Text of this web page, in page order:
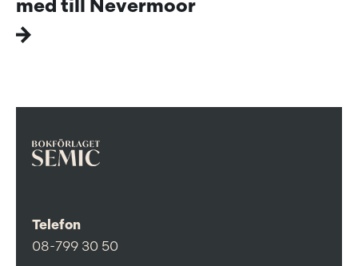
med till Nevermoor
Telefon
08-799 30 50